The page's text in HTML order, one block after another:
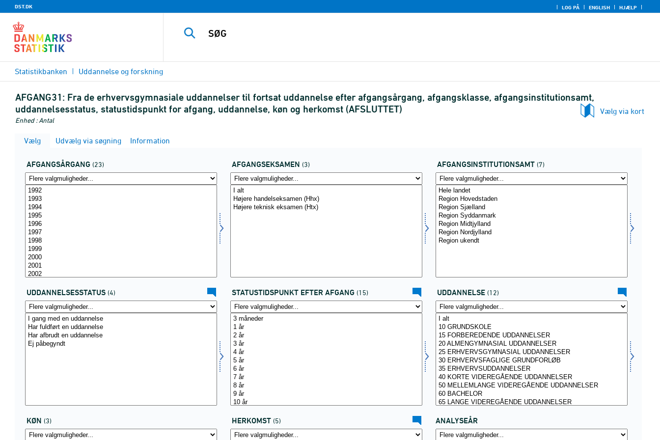
DST.DK LOG PÅ ENGLISH HJÆLP
Statistikbanken Uddannelse og forskning
AFGANG31: Fra de erhvervsgymnasiale uddannelser til fortsat uddannelse efter afgangsårgang, afgangsklasse, afgangsinstitutionsamt,
uddannelsesstatus, statustidspunkt for afgang, uddannelse, køn og herkomst (AFSLUTTET)
Enhed : Antal
Vælg via kort
Vælg Udvælg via søgning Information
AFGANGSÅRGANG (23) AFGANGSEKSAMEN (3) AFGANGSINSTITUTIONSAMT (7)
UDDANNELSESSTATUS (4) STATUSTIDSPUNKT EFTER AFGANG (15) UDDANNELSE (12)
KØN (3) HERKOMST (5) ANALYSEÅR